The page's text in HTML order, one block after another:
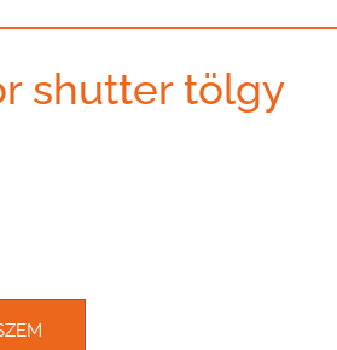
shutter tölgy